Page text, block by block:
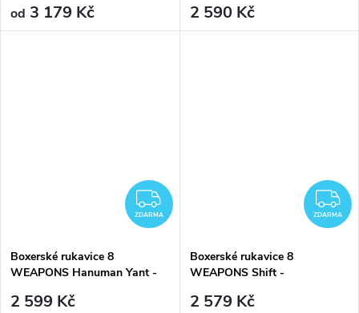
od 3 179 Kč 2 590 Kč
ZDARMA
ZDARMA
Boxerské rukavice 8
WEAPONS Hanuman Yant -
2 599 Kč
ZDARMA
Boxerské rukavice 8
WEAPONS Shift -
2 579 Kč